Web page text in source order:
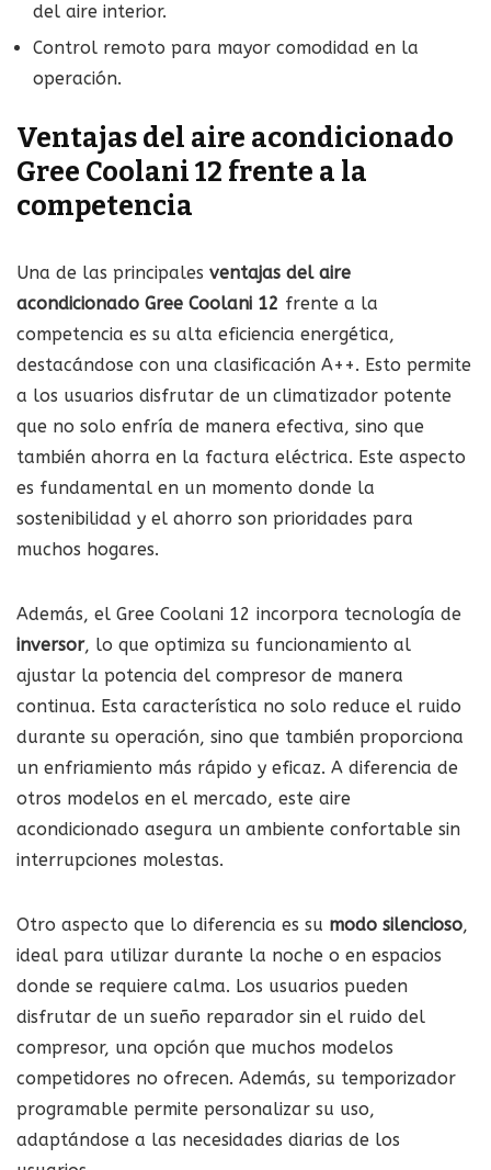
del aire interior.
Control remoto para mayor comodidad en la
operación.
Ventajas del aire acondicionado
Gree Coolani 12 frente a la
competencia
Una de las principales ventajas del aire
acondicionado Gree Coolani 12 frente a la
competencia es su alta eficiencia energética,
destacándose con una clasificación A++. Esto permite
a los usuarios disfrutar de un climatizador potente
que no solo enfría de manera efectiva, sino que
también ahorra en la factura eléctrica. Este aspecto
es fundamental en un momento donde la
sostenibilidad y el ahorro son prioridades para
muchos hogares.
Además, el Gree Coolani 12 incorpora tecnología de
inversor, lo que optimiza su funcionamiento al
ajustar la potencia del compresor de manera
continua. Esta característica no solo reduce el ruido
durante su operación, sino que también proporciona
un enfriamiento más rápido y eficaz. A diferencia de
otros modelos en el mercado, este aire
acondicionado asegura un ambiente confortable sin
interrupciones molestas.
Otro aspecto que lo diferencia es su modo silencioso,
ideal para utilizar durante la noche o en espacios
donde se requiere calma. Los usuarios pueden
disfrutar de un sueño reparador sin el ruido del
compresor, una opción que muchos modelos
competidores no ofrecen. Además, su temporizador
programable permite personalizar su uso,
adaptándose a las necesidades diarias de los